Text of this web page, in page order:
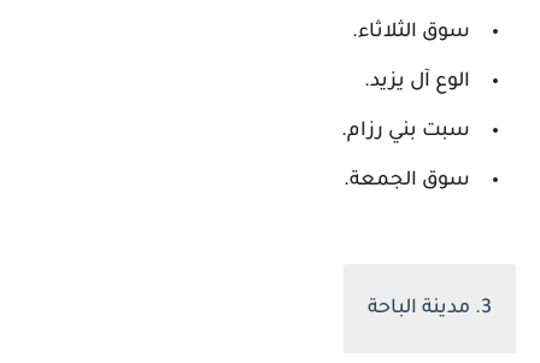
سوق الثلاثاء.
الوع آل يزيد.
سبت بني رزام.
سوق الجمعة.
3. مدينة الباحة